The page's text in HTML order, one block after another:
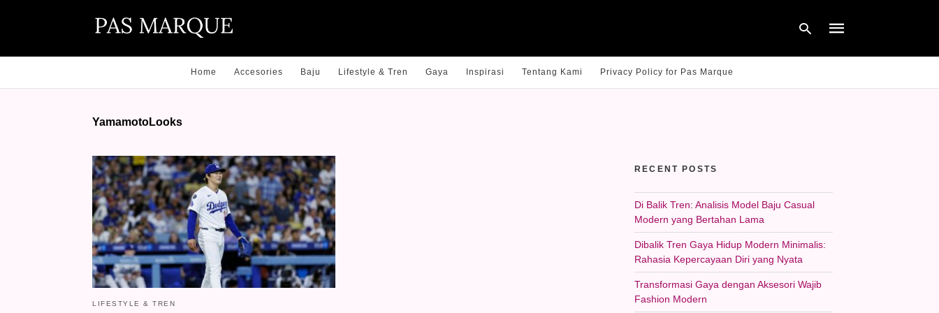
Home Accesories Baju Lifestyle & Tren Gaya Inspirasi Tentang Kami Privacy Policy for Pas Marque
YamamotoLooks
LIFESTYLE & TREN
RECENT POSTS
Di Balik Tren: Analisis Model Baju Casual
Modern yang Bertahan Lama
Dibalik Tren Gaya Hidup Modern Minimalis:
Rahasia Kepercayaan Diri yang Nyata
Transformasi Gaya dengan Aksesori Wajib
Fashion Modern